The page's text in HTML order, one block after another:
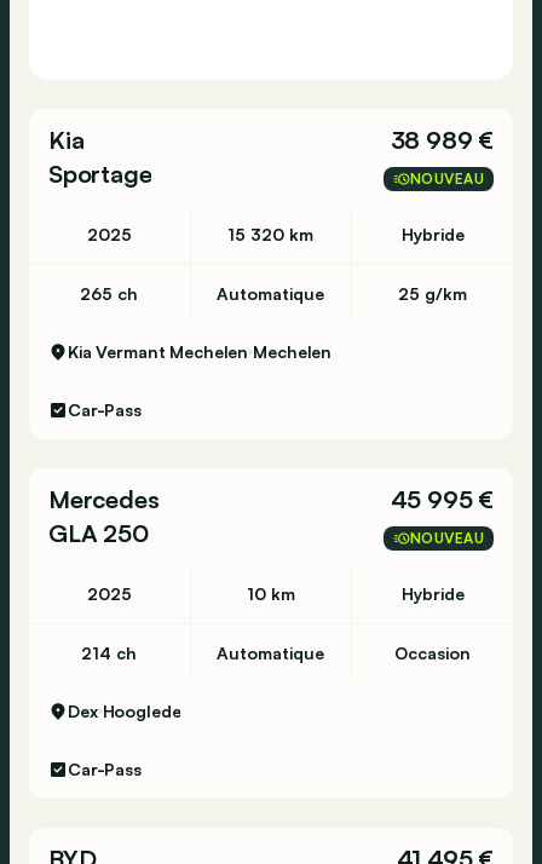
Kia
Sportage
38 989 €
NOUVEAU
2025 15 320 km Hybride
265 ch Automatique 25 g/km
Kia Vermant Mechelen Mechelen
Car-Pass
Mercedes
GLA 250
45 995 €
NOUVEAU
2025 10 km Hybride
214 ch Automatique Occasion
Dex Hooglede
Car-Pass